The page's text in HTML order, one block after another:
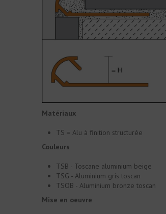
Matériaux
TS = Alu à finition structurée
Couleurs
TSB - Toscane aluminium beige
TSG - Aluminium gris toscan
TSOB - Aluminium bronze toscan
Mise en oeuvre